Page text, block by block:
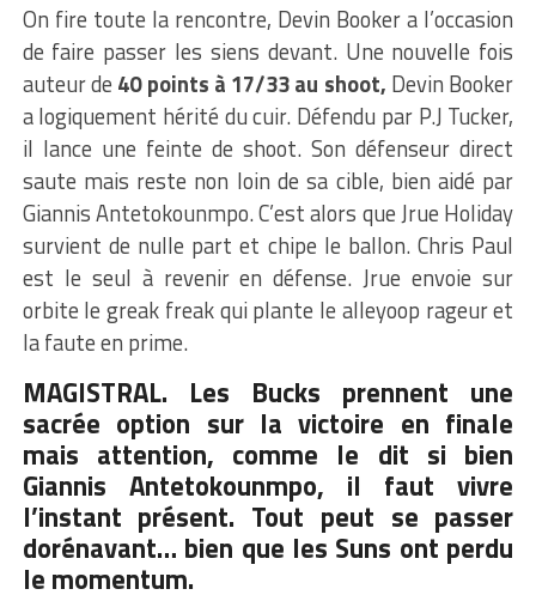
On fire toute la rencontre, Devin Booker a l’occasion
de faire passer les siens devant. Une nouvelle fois
auteur de 40 points à 17/33 au shoot, Devin Booker
a logiquement hérité du cuir. Défendu par P.J Tucker,
il lance une feinte de shoot. Son défenseur direct
saute mais reste non loin de sa cible, bien aidé par
Giannis Antetokounmpo. C’est alors que Jrue Holiday
survient de nulle part et chipe le ballon. Chris Paul
est le seul à revenir en défense. Jrue envoie sur
orbite le greak freak qui plante le alleyoop rageur et
la faute en prime.
MAGISTRAL. Les Bucks prennent une
sacrée option sur la victoire en finale
mais attention, comme le dit si bien
Giannis Antetokounmpo, il faut vivre
l’instant présent. Tout peut se passer
dorénavant… bien que les Suns ont perdu
le momentum.